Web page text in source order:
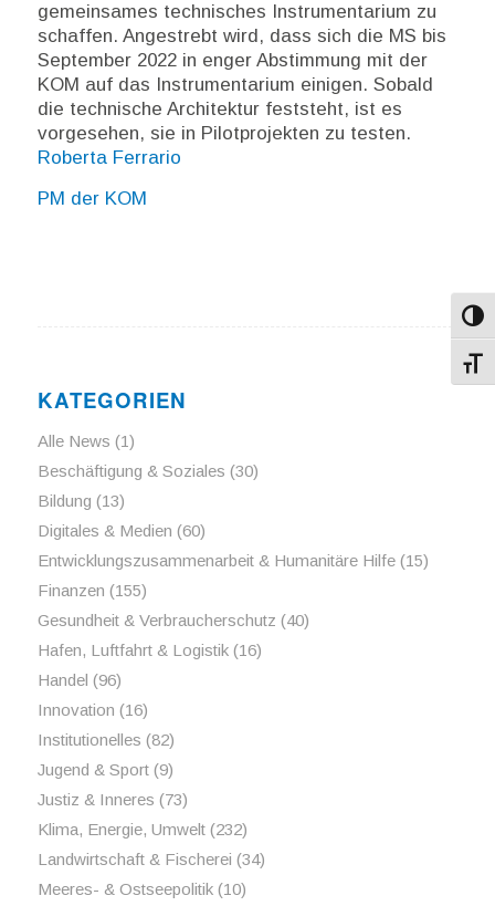
gemeinsames technisches Instrumentarium zu
schaffen. Angestrebt wird, dass sich die MS bis
September 2022 in enger Abstimmung mit der
KOM auf das Instrumentarium einigen. Sobald
die technische Architektur feststeht, ist es
vorgesehen, sie in Pilotprojekten zu testen.
Roberta Ferrario
PM der KOM
KATEGORIEN
Alle News (1)
Beschäftigung & Soziales (30)
Bildung (13)
Digitales & Medien (60)
Entwicklungszusammenarbeit & Humanitäre Hilfe(15)
Finanzen (155)
Gesundheit & Verbraucherschutz (40)
Hafen, Luftfahrt & Logistik(16)
Handel (96)
Innovation (16)
Institutionelles (82)
Jugend & Sport(9)
Justiz & Inneres (73)
Klima, Energie, Umwelt(232)
Landwirtschaft & Fischerei (34)
Meeres- & Ostseepolitik(10)